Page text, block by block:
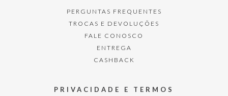
PERGUNTAS FREQUENTES
TROCAS E DEVOLUÇÕES
FALE CONOSCO
ENTREGA
CASHBACK
PRIVACIDADE E TERMOS